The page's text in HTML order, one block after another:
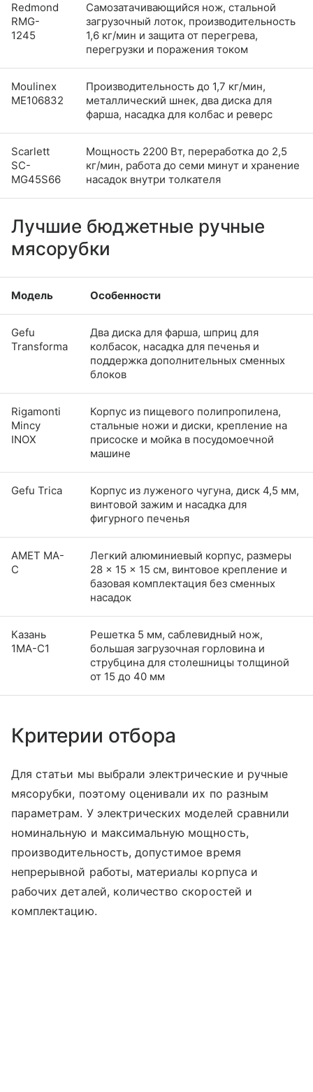
Redmond
RMG-
1245
Самозатачивающийся нож, стальной
загрузочный лоток, производительность
1,6 кг/мин и защита от перегрева,
перегрузки и поражения током
Moulinex
ME106832
Производительность до 1,7 кг/мин,
металлический шнек, два диска для
фарша, насадка для колбас и реверс
Scarlett
SC-
MG45S66
Мощность 2200 Вт, переработка до 2,5
кг/мин, работа до семи минут и хранение
насадок внутри толкателя
Лучшие бюджетные ручные
мясорубки
Модель Особенности
Gefu
Transforma
Два диска для фарша, шприц для
колбасок, насадка для печенья и
поддержка дополнительных сменных
блоков
Rigamonti
Mincy
INOX
Корпус из пищевого полипропилена,
стальные ножи и диски, крепление на
присоске и мойка в посудомоечной
машине
Gefu Trica
Корпус из луженого чугуна, диск 4,5 мм,
винтовой зажим и насадка для
фигурного печенья
АМЕТ МА-
С
Легкий алюминиевый корпус, размеры
28 × 15 × 15 см, винтовое крепление и
базовая комплектация без сменных
насадок
Казань
1МА-С1
Решетка 5 мм, саблевидный нож,
большая загрузочная горловина и
струбцина для столешницы толщиной
от 15 до 40 мм
Критерии отбора
Для статьи мы выбрали электрические и ручные
мясорубки, поэтому оценивали их по разным
параметрам. У электрических моделей сравнили
номинальную и максимальную мощность,
производительность, допустимое время
непрерывной работы, материалы корпуса и
рабочих деталей, количество скоростей и
комплектацию.